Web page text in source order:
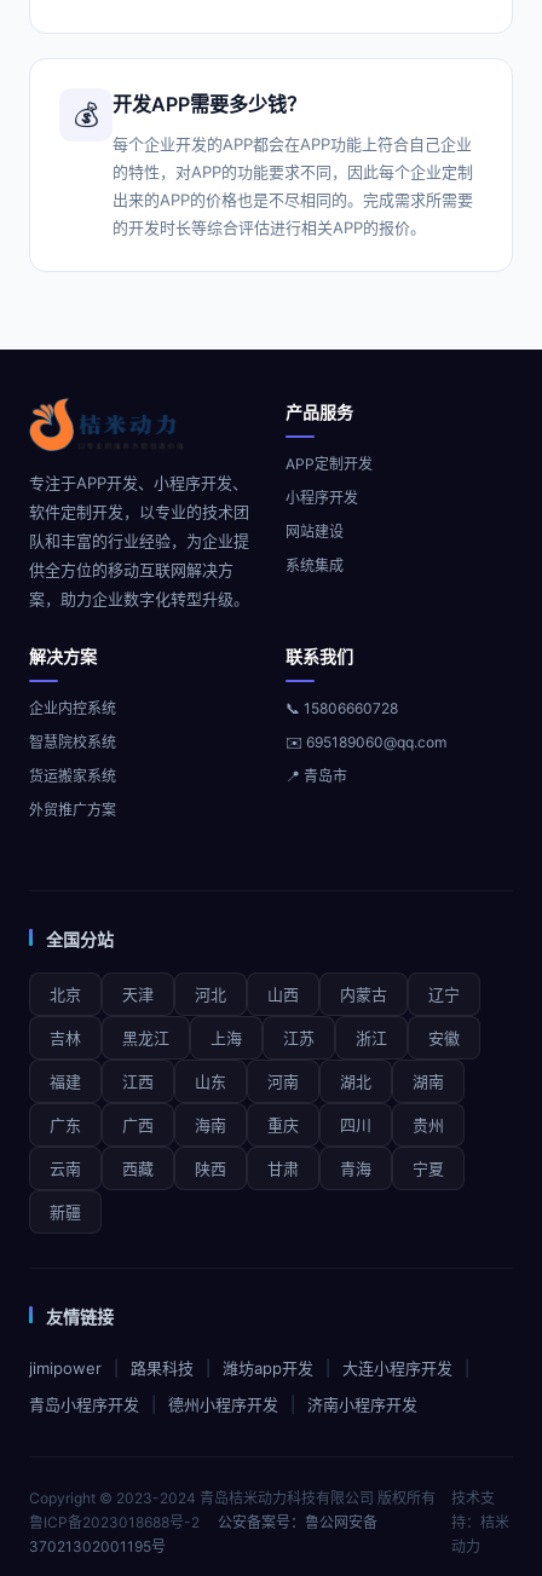
💰 开发APP需要多少钱？
每个企业开发的APP都会在APP功能上符合自己企业
的特性，对APP的功能要求不同，因此每个企业定制
出来的APP的价格也是不尽相同的。完成需求所需要
的开发时长等综合评估进行相关APP的报价。
专注于APP开发、小程序开发、
软件定制开发，以专业的技术团
队和丰富的行业经验，为企业提
供全方位的移动互联网解决方
案，助力企业数字化转型升级。
产品服务
APP定制开发
小程序开发
网站建设
系统集成
解决方案
企业内控系统
智慧院校系统
货运搬家系统
外贸推广方案
联系我们
📞 15806660728
✉️ 695189060@qq.com
📍 青岛市
全国分站
北京 天津 河北 山西 内蒙古 辽宁
吉林 黑龙江 上海 江苏 浙江 安徽
福建 江西 山东 河南 湖北 湖南
广东 广西 海南 重庆 四川 贵州
云南 西藏 陕西 甘肃 青海 宁夏
新疆
友情链接
jimipower 路果科技 潍坊app开发
大连小程序开发
青岛小程序开发
德州小程序开发 济南小程序开发
Copyright © 2023-2024 青岛桔米动力科技有限公司 版权所有
鲁ICP备2023018688号-2
公安备案号：鲁公网安备
37021302001195号
技术支
持：桔米
动力